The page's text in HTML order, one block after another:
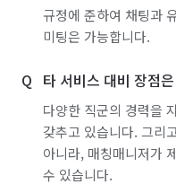
규정에 준하여 채팅과
미팅은 가능합니다.
타 서비스 대비 장점
다양한 직군의 경력을
갖추고 있습니다. 그리
아니라, 매칭매니저가
수 있습니다.